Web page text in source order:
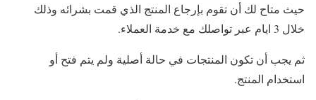
حيث متاح لك أن تقوم بإرجاع المنتج الذي قمت بشرائه وذلك
خلال 3 ايام عبر تواصلك مع خدمة العملاء.
ثم يجب أن تكون المنتجات في حالة أصلية ولم يتم فتح أو
استخدام المنتج.